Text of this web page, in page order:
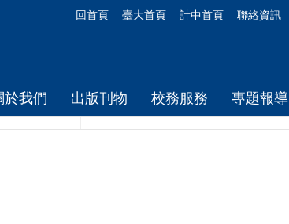
回首頁 臺大首頁 計中首頁 聯絡資訊
於我們 出版刊物 校務服務 專題報導